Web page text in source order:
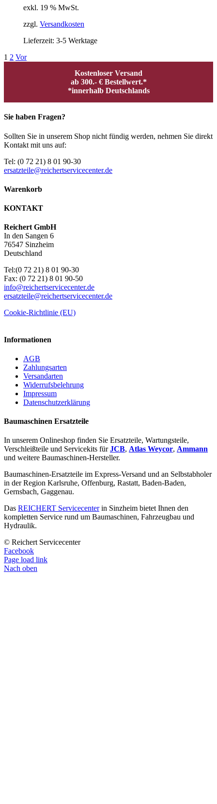
exkl. 19 % MwSt.
zzgl. Versandkosten
Lieferzeit: 3-5 Werktage
1 2 Vor
Kostenloser Versand
ab 300.- € Bestellwert.*
*innerhalb Deutschlands
Sie haben Fragen?
Sollten Sie in unserem Shop nicht fündig werden, nehmen Sie direkt
Kontakt mit uns auf:
Tel: (0 72 21) 8 01 90-30
ersatzteile@reichertservicecenter.de
Warenkorb
KONTAKT
Reichert GmbH
In den Sangen 6
76547 Sinzheim
Deutschland
Tel:(0 72 21) 8 01 90-30
Fax: (0 72 21) 8 01 90-50
info@reichertservicecenter.de
ersatzteile@reichertservicecenter.de
Cookie-Richtlinie (EU)
Informationen
AGB
Zahlungsarten
Versandarten
Widerrufsbelehrung
Impressum
Datenschutzerklärung
Baumaschinen Ersatzteile
In unserem Onlineshop finden Sie Ersatzteile, Wartungsteile,
Verschleißteile und Servicekits fürJCB, Atlas Weycor, Ammann
und weitere Baumaschinen-Hersteller.
Baumaschinen-Ersatzteile im Express-Versand und an Selbstabholer
in der Region Karlsruhe, Offenburg, Rastatt, Baden-Baden,
Gernsbach, Gaggenau.
Das REICHERT Servicecenterin Sinzheim bietet Ihnen den
kompletten Service rund um Baumaschinen, Fahrzeugbau und
Hydraulik.
© Reichert Servicecenter
Facebook
Page load link
Nach oben